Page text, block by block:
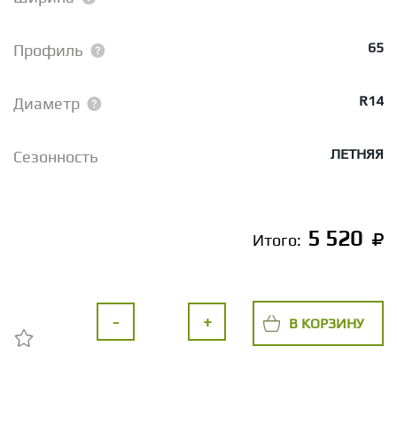
Профиль 65
Диаметр R14
Сезонность ЛЕТНЯЯ
Итого: 5 520
- + В КОРЗИНУ